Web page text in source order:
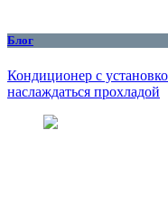
Блог
Кондиционер с
наслаждаться прохладой